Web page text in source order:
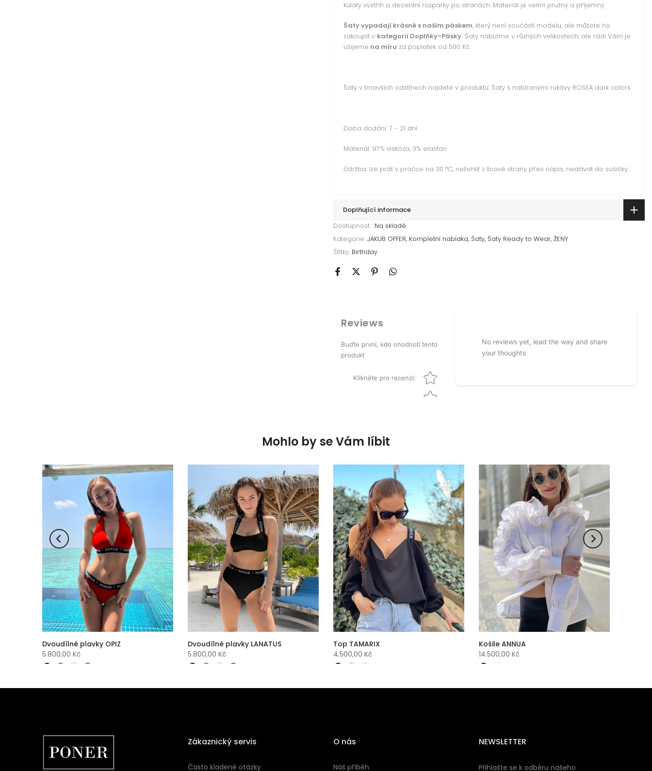
kulatý výstřih a decentní rozparky po stranách. Materiál je velmi pružný a příjemný.
Šaty vypadají krásně s naším páskem, který není součástí modelu, ale můžete ho
zakoupit v kategorii Doplňky-Pásky. Šaty nabízíme v různých velikostech, ale rádi Vám je
ušijeme na míru za poplatek od 500 Kč.
Šaty v tmavších odstínech najdete v produktu: Šaty s nabíranými rukávy ROSEA dark colors.
Doba dodání: 7 - 21 dní
Materiál: 97% viskóza, 3% elastan
Údržba: lze prát v pračce na 30 °C, nežehlit z lícové strany přes nápis, nedávat do sušičky
Doplňující informace
Dostupnost : Na skladě
Kategorie: JAKUB OFFER Kompletní nabídka Šaty Šaty Ready to Wear ŽENY
Štítky: Birthday
Reviews
Buďte první, kdo ohodnotí tento
produkt
Klikněte pro recenzi:
Star rating
No reviews yet, lead the way and share
your thoughts
Mohlo by se Vám líbit
Dvoudílné plavky OPIZ
5.800,00 Kč
Dvoudílné plavky LANATUS
5.800,00 Kč
Top TAMARIX
4.500,00 Kč
Košile ANNUA
14.500,00 Kč
Zákaznický servis
Často kladené otázky
O nás
Náš příběh
NEWSLETTER
Přihlašte se k odběru našeho